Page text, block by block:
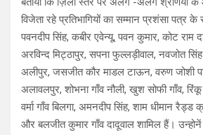
विजेता रहे प्रतिभागियों का सम्मान प्रशंसा पत्र के
पवनदीप सिंह, कबीर एवेन्यू, पवन कुमार, कोट राम
अरविन्द मिट्ठापुर, सपना फुल्लड़ीवाल, नवजोत
अलीपुर, जसजीत कौर माडल टाऊन, वरुण जोशी
अलावलपुर, शोभना गाँव नौली, खुश सोफी गाँव,
वर्मा गाँव बिलगा, अमनदीप सिंह, शाम धीमान
और बलजीत कुमार गाँव दादूवाल शामिल हैं।